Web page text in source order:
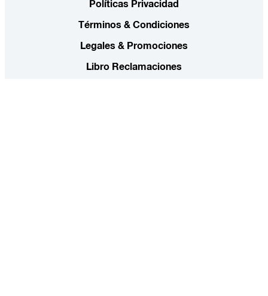
Políticas Privacidad
Términos & Condiciones
Legales & Promociones
Libro Reclamaciones